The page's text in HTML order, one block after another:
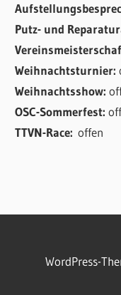
Putz- und
Weihnachtsturnier:
Weihnachtsshow:
OSC-Sommerfest:
TTVN-Race:offen
WordPress-